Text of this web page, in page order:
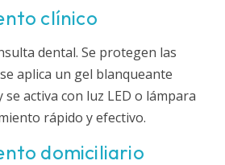
clínico
dental. Se protegen las
aplica un gel blanqueante
activa con luz LED o lámpara
rápido y efectivo.
domiciliario